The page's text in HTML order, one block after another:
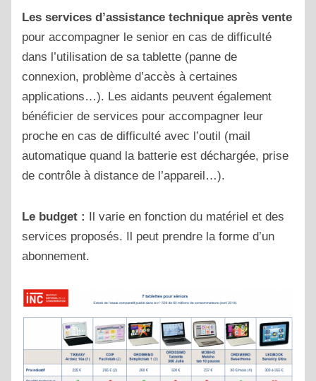
Les services d’assistance technique après vente
pour accompagner le senior en cas de difficulté
dans l’utilisation de sa tablette (panne de
connexion, problème d’accès à certaines
applications…). Les aidants peuvent également
bénéficier de services pour accompagner leur
proche en cas de difficulté avec l’outil (mail
automatique quand la batterie est déchargée, prise
de contrôle à distance de l’appareil…).
Le budget : Il varie en fonction du matériel et des
services proposés. Il peut prendre la forme d’un
abonnement.